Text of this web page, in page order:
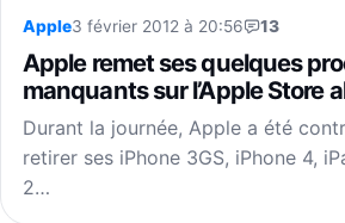
Apple3 février 2012 à 20:56 13
Apple remet ses quelques
manquants sur l’Apple Store
Durant la journée, Apple a été
retirer ses iPhone 3GS, iPhone 4,
2…